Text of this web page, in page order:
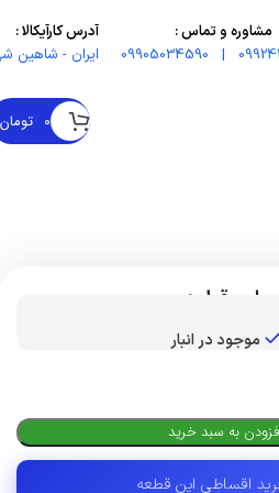
مشاوره و تماس :
آدرس کارآیکالا :
ایران - شاهین
۰ تومان
بهای قطعه :
موجود در انبار
به سبد خرید
اقساطی این قطعه